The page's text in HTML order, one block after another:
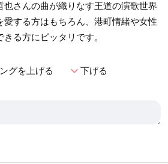
也さんの曲が織りなす王道の演歌世界
愛する方はもちろん、港町情緒や女性
る方にピッタリです。
グを上げる expand_more下げる